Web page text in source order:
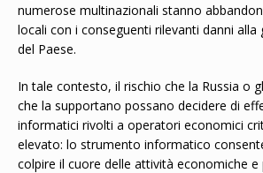
numerose multinazionali stanno
locali con i conseguenti rilevanti danni alla
del Paese.
In tale contesto, il rischio che la Russia o
che la supportano possano decidere di
informatici rivolti a operatori economici
elevato: lo strumento informatico
colpire il cuore delle attività economiche e